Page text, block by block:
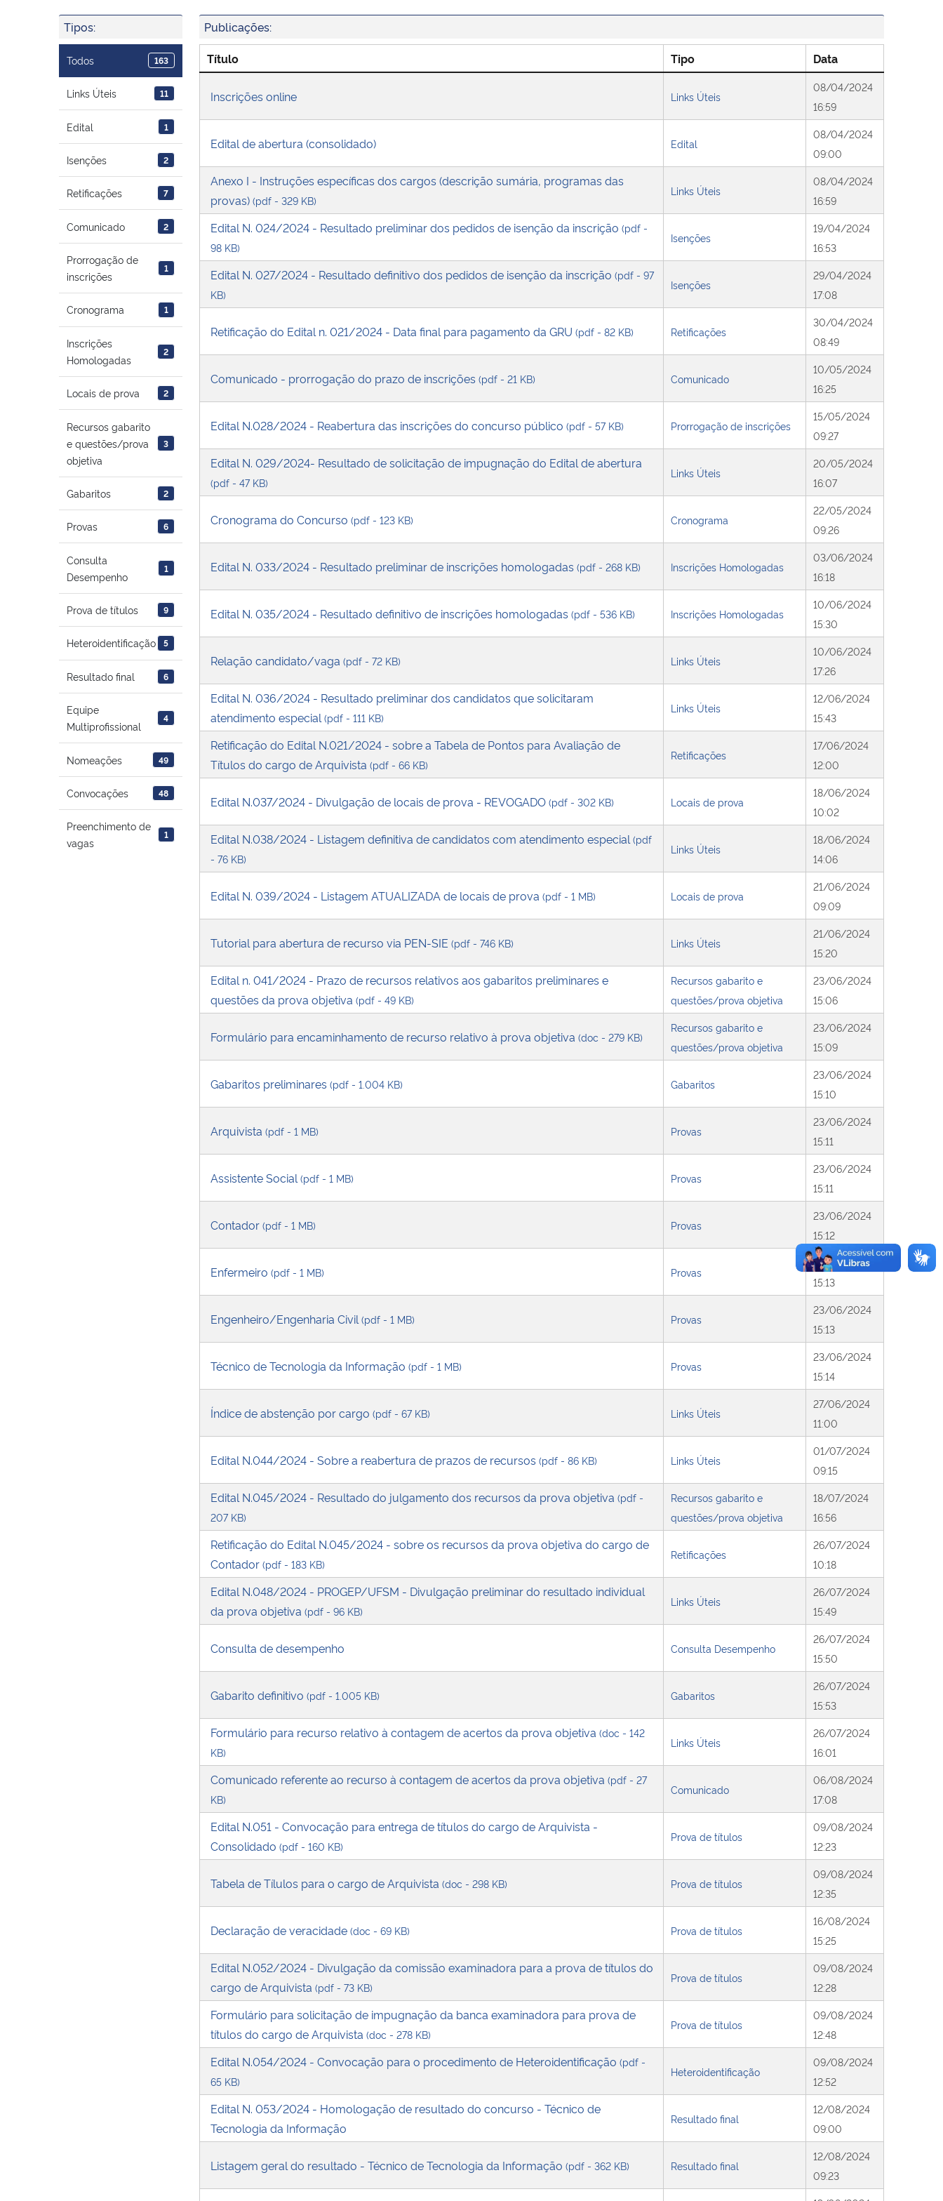
Tipos:
Todos 163
Links Úteis 11
Edital 1
Isenções 2
Retificações 7
Comunicado 2
Prorrogação de
inscrições
1
Cronograma 1
Inscrições
Homologadas
2
Locais de prova 2
Recursos gabarito
e questões/prova
objetiva
3
Gabaritos 2
Provas 6
Consulta
Desempenho
1
Prova de títulos 9
Heteroidentificação 5
Resultado final 6
Equipe
Multiprofissional
4
Nomeações 49
Convocações 48
Preenchimento de
vagas
1
Publicações:
Título Tipo Data
Inscrições online Links Úteis
08/04/2024
16:59
Edital de abertura (consolidado) Edital
08/04/2024
09:00
Anexo I - Instruções específicas dos cargos (descrição sumária, programas das
provas) (pdf - 329 KB)
Links Úteis
08/04/2024
16:59
Edital N. 024/2024 - Resultado preliminar dos pedidos de isenção da inscrição (pdf -
98 KB)
Isenções
19/04/2024
16:53
Edital N. 027/2024 - Resultado definitivo dos pedidos de isenção da inscrição (pdf - 97
KB)
Isenções
29/04/2024
17:08
Retificação do Edital n. 021/2024 - Data final para pagamento da GRU (pdf - 82 KB) Retificações
30/04/2024
08:49
Comunicado - prorrogação do prazo de inscrições (pdf - 21 KB) Comunicado
10/05/2024
16:25
Edital N.028/2024 - Reabertura das inscrições do concurso público (pdf - 57 KB) Prorrogação de inscrições
15/05/2024
09:27
Edital N. 029/2024- Resultado de solicitação de impugnação do Edital de abertura
(pdf - 47 KB)
Links Úteis
20/05/2024
16:07
Cronograma do Concurso (pdf - 123 KB) Cronograma
22/05/2024
09:26
Edital N. 033/2024 - Resultado preliminar de inscrições homologadas (pdf - 268 KB) Inscrições Homologadas
03/06/2024
16:18
Edital N. 035/2024 - Resultado definitivo de inscrições homologadas (pdf - 536 KB) Inscrições Homologadas
10/06/2024
15:30
Relação candidato/vaga (pdf - 72 KB) Links Úteis
10/06/2024
17:26
Edital N. 036/2024 - Resultado preliminar dos candidatos que solicitaram
atendimento especial (pdf - 111 KB)
Links Úteis
12/06/2024
15:43
Retificação do Edital N.021/2024 - sobre a Tabela de Pontos para Avaliação de
Títulos do cargo de Arquivista (pdf - 66 KB)
Retificações
17/06/2024
12:00
Edital N.037/2024 - Divulgação de locais de prova - REVOGADO (pdf - 302 KB) Locais de prova
18/06/2024
10:02
Edital N.038/2024 - Listagem definitiva de candidatos com atendimento especial (pdf
- 76 KB)
Links Úteis
18/06/2024
14:06
Edital N. 039/2024 - Listagem ATUALIZADA de locais de prova (pdf - 1 MB) Locais de prova
21/06/2024
09:09
Tutorial para abertura de recurso via PEN-SIE (pdf - 746 KB) Links Úteis
21/06/2024
15:20
Edital n. 041/2024 - Prazo de recursos relativos aos gabaritos preliminares e
questões da prova objetiva (pdf - 49 KB)
Recursos gabarito e
questões/prova objetiva
23/06/2024
15:06
Formulário para encaminhamento de recurso relativo à prova objetiva (doc - 279 KB)
Recursos gabarito e
questões/prova objetiva
23/06/2024
15:09
Gabaritos preliminares (pdf - 1.004 KB) Gabaritos
23/06/2024
15:10
Arquivista (pdf - 1 MB) Provas
23/06/2024
15:11
Assistente Social (pdf - 1 MB) Provas
23/06/2024
15:11
Contador (pdf - 1 MB) Provas
23/06/2024
15:12
Enfermeiro (pdf - 1 MB) Provas
23/06/2024
15:13
Engenheiro/Engenharia Civil (pdf - 1 MB) Provas
23/06/2024
15:13
Técnico de Tecnologia da Informação (pdf - 1 MB) Provas
23/06/2024
15:14
Índice de abstenção por cargo (pdf - 67 KB) Links Úteis
27/06/2024
11:00
Edital N.044/2024 - Sobre a reabertura de prazos de recursos (pdf - 86 KB) Links Úteis
01/07/2024
09:15
Edital N.045/2024 - Resultado do julgamento dos recursos da prova objetiva (pdf -
207 KB)
Recursos gabarito e
questões/prova objetiva
18/07/2024
16:56
Retificação do Edital N.045/2024 - sobre os recursos da prova objetiva do cargo de
Contador (pdf - 183 KB)
Retificações
26/07/2024
10:18
Edital N.048/2024 - PROGEP/UFSM - Divulgação preliminar do resultado individual
da prova objetiva (pdf - 96 KB)
Links Úteis
26/07/2024
15:49
Consulta de desempenho Consulta Desempenho
26/07/2024
15:50
Gabarito definitivo (pdf - 1.005 KB) Gabaritos
26/07/2024
15:53
Formulário para recurso relativo à contagem de acertos da prova objetiva (doc - 142
KB)
Links Úteis
26/07/2024
16:01
Comunicado referente ao recurso à contagem de acertos da prova objetiva (pdf - 27
KB)
Comunicado
06/08/2024
17:08
Edital N.051 - Convocação para entrega de títulos do cargo de Arquivista -
Consolidado (pdf - 160 KB)
Prova de títulos
09/08/2024
12:23
Tabela de Tílulos para o cargo de Arquivista (doc - 298 KB) Prova de títulos
09/08/2024
12:35
Declaração de veracidade (doc - 69 KB) Prova de títulos
16/08/2024
15:25
Edital N.052/2024 - Divulgação da comissão examinadora para a prova de títulos do
cargo de Arquivista (pdf - 73 KB)
Prova de títulos
09/08/2024
12:28
Formulário para solicitação de impugnação da banca examinadora para prova de
títulos do cargo de Arquivista (doc - 278 KB)
Prova de títulos
09/08/2024
12:48
Edital N.054/2024 - Convocação para o procedimento de Heteroidentificação (pdf -
65 KB)
Heteroidentificação
09/08/2024
12:52
Edital N. 053/2024 - Homologação de resultado do concurso - Técnico de
Tecnologia da Informação
Resultado final
12/08/2024
09:00
Listagem geral do resultado - Técnico de Tecnologia da Informação (pdf - 362 KB) Resultado final
12/08/2024
09:23